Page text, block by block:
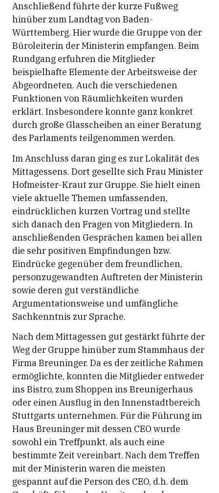
Anschließend führte der kurze Fußweg
hinüber zum Landtag von Baden-
Württemberg. Hier wurde die Gruppe von der
Büroleiterin der Ministerin empfangen. Beim
Rundgang erfuhren die Mitglieder
beispielhafte Elemente der Arbeitsweise der
Abgeordneten. Auch die verschiedenen
Funktionen von Räumlichkeiten wurden
erklärt. Insbesondere konnte ganz konkret
durch große Glasscheiben an einer Beratung
des Parlaments teilgenommen werden.
Im Anschluss daran ging es zur Lokalität des
Mittagessens. Dort gesellte sich Frau Minister
Hofmeister-Kraut zur Gruppe. Sie hielt einen
viele aktuelle Themen umfassenden,
eindrücklichen kurzen Vortrag und stellte
sich danach den Fragen von Mitgliedern. In
anschließenden Gesprächen kamen bei allen
die sehr positiven Empfindungen bzw.
Eindrücke gegenüber dem freundlichen,
personzugewandten Auftreten der Ministerin
sowie deren gut verständliche
Argumentationsweise und umfängliche
Sachkenntnis zur Sprache.
Nach dem Mittagessen gut gestärkt führte der
Weg der Gruppe hinüber zum Stammhaus der
Firma Breuninger. Da es der zeitliche Rahmen
ermöglichte, konnten die Mitglieder entweder
ins Bistro, zum Shoppen ins Breunigerhaus
oder einen Ausflug in den Innenstadtbereich
Stuttgarts unternehmen. Für die Führung im
Haus Breuninger mit dessen CEO wurde
sowohl ein Treffpunkt, als auch eine
bestimmte Zeit vereinbart. Nach dem Treffen
mit der Ministerin waren die meisten
gespannt auf die Person des CEO, d.h. dem